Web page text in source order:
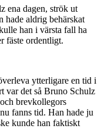
ena dagen, strök ut
hade aldrig behärskat
han i värsta fall ha
fäste ordentligt.
ytterligare en tid i
var det så Bruno Schulz
brevkollegors
fanns tid. Han hade ju
kunde han faktiskt